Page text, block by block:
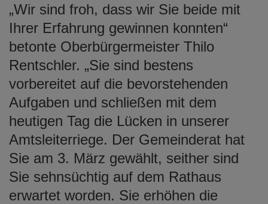
„Wir sind froh, dass wir Sie beide mit
Ihrer Erfahrung gewinnen konnten“
betonte Oberbürgermeister Thilo
Rentschler. „Sie sind bestens
vorbereitet auf die bevorstehenden
Aufgaben und schließen mit dem
heutigen Tag die Lücken in unserer
Amtsleiterriege. Der Gemeinderat hat
Sie am 3. März gewählt, seither sind
Sie sehnsüchtig auf dem Rathaus
erwartet worden. Sie erhöhen die